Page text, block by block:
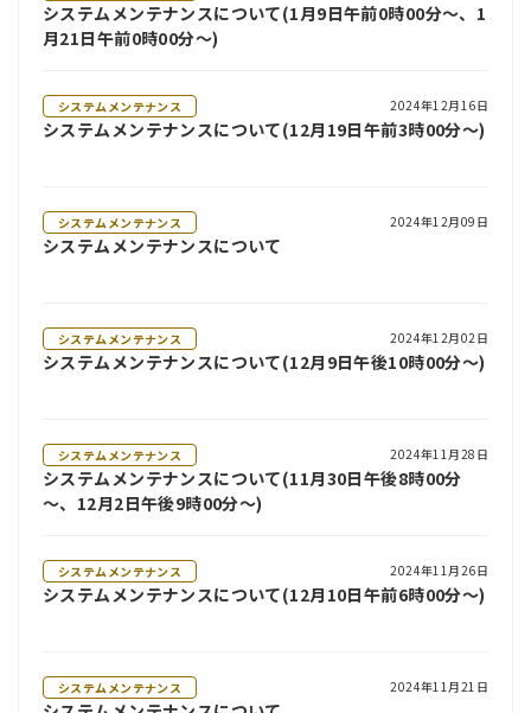
システムメンテナンスについて(1月9日午前0時00分～、1
月21日午前0時00分～)
システムメンテナンス 2024年12月16日
システムメンテナンスについて(12月19日午前3時00分～)
システムメンテナンス 2024年12月09日
システムメンテナンスについて
システムメンテナンス 2024年12月02日
システムメンテナンスについて(12月9日午後10時00分～)
システムメンテナンス 2024年11月28日
システムメンテナンスについて(11月30日午後8時00分
～、12月2日午後9時00分～)
システムメンテナンス 2024年11月26日
システムメンテナンスについて(12月10日午前6時00分～)
システムメンテナンス 2024年11月21日